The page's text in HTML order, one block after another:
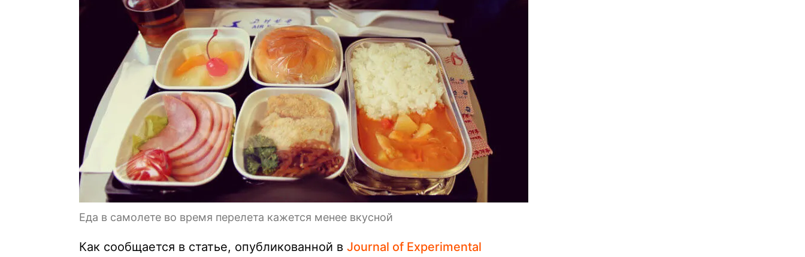
Еда в самолете во время перелета кажется менее вкусной
Как сообщается в статье, опубликованной в Journal of Experimental